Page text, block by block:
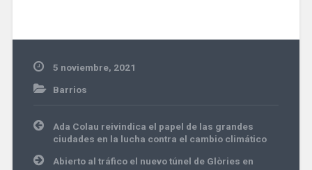
5 noviembre, 2021
Barrios
Navegación
entradas
Ada Colau reivindica el papel de las grandes
ciudades en la lucha contra el cambio climático
Abierto al tráfico el nuevo túnel de Glòries en